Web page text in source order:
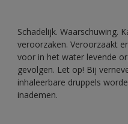
Schadelijk. Waarschuwing.
veroorzaken. Veroorzaakt
voor in het water levende
gevolgen. Let op! Bij
inhaleerbare druppels
inademen.